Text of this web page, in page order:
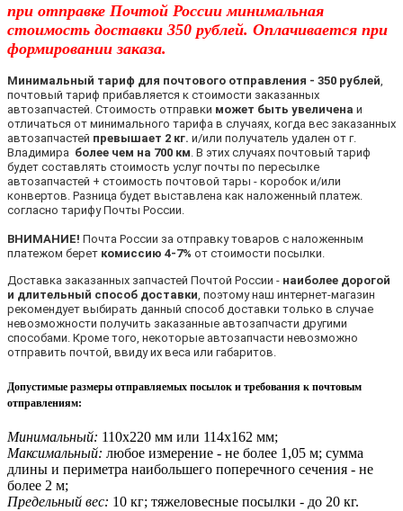
при отправке Почтой России минимальная
стоимость доставки 350 рублей. Оплачивается при
формировании заказа.
Минимальный тариф для почтового отправления - 350 рублей
почтовый тариф прибавляется к стоимости заказанных
автозапчастей. Стоимость отправки может быть увеличена и
отличаться от минимального тарифа в случаях, когда вес заказанных
автозапчастей превышает 2 кг. и/или получатель удален от г.
Владимира более чем на 700 км . В этих случаях почтовый тариф
будет составлять стоимость услуг почты по пересылке
автозапчастей + стоимость почтовой тары - коробок и/или
конвертов. Разница будет выставлена как наложенный платеж.
согласно тарифу Почты России.
ВНИМАНИЕ! Почта России за отправку товаров с наложенным
платежом берет комиссию 4-7% от стоимости посылки.
Доставка заказанных запчастей Почтой России - наиболее дорогой
и длительный способ доставки , поэтому наш интернет-магазин
рекомендует выбирать данный способ доставки только в случае
невозможности получить заказанные автозапчасти другими
способами. Кроме того, некоторые автозапчасти невозможно
отправить почтой, ввиду их веса или габаритов.
Допустимые размеры отправляемых посылок и требования к почтовым
отправлениям:
Минимальный: 110х220 мм или 114х162 мм;
Максимальный: любое измерение - не более 1,05 м; сумма
длины и периметра наибольшего поперечного сечения - не
более 2 м;
Предельный вес: 10 кг; тяжеловесные посылки - до 20 кг.